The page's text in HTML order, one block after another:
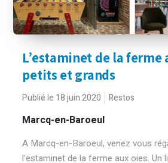
L’estaminet de la ferme
petits et grands
Publié le 18 juin 2020 Restos
Marcq-en-Baroeul
A Marcq-en-Baroeul, venez vous
l'estaminet de la ferme aux oies. Un